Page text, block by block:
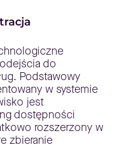
do
Podstawowy
w systemie
jest
dostępności
rozszerzony w
zbieranie